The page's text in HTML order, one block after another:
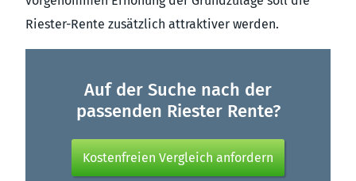
Riester-Rente zusätzlich attraktiver werden.
Auf der Suche nach der
passenden Riester Rente?
Kostenfreien Vergleich anfordern